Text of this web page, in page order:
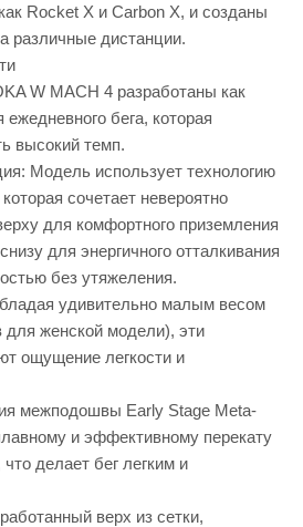
Rocket X и Carbon X, и созданы
различные дистанции.
W MACH 4 разработаны как
бега, которая
высокий темп.
Модель использует технологию
сочетает невероятно
для комфортного приземления
для энергичного отталкивания
без утяжеления.
удивительно малым весом
для женской модели), эти
ощущение легкости и
межподошвы Early Stage Meta-
и эффективному перекату
делает бег легким и
верх из сетки,